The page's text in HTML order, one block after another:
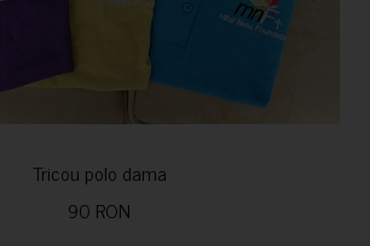
Tricou polo dama
90 RON